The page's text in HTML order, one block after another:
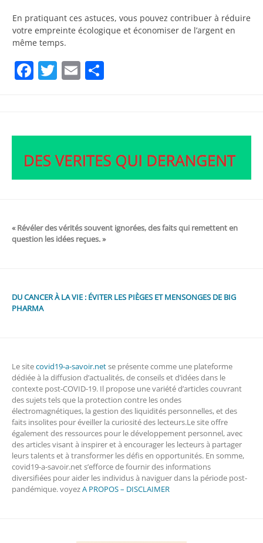
En pratiquant ces astuces, vous pouvez contribuer à réduire
votre empreinte écologique et économiser de l’argent en
même temps.
Facebook
Twitter
Email
« Révéler des vérités souvent ignorées, des faits qui remettent en
question les idées reçues. »
DU CANCER À LA VIE : ÉVITER LES PIÈGES ET MENSONGES DE BIG
PHARMA
Le sitecovid19-a-savoir.netse présente comme une plateforme
dédiée à la diffusion d’actualités, de conseils et d’idées dans le
contexte post-COVID-19. Il propose une variété d’articles couvrant
des sujets tels que la protection contre les ondes
électromagnétiques, la gestion des liquidités personnelles, et des
faits insolites pour éveiller la curiosité des lecteurs.Le site offre
également des ressources pour le développement personnel, avec
des articles visant à inspirer et à encourager les lecteurs à partager
leurs talents et à transformer les défis en opportunités. En somme,
covid19-a-savoir.net s’efforce de fournir des informations
diversifiées pour aider les individus à naviguer dans la période post-
pandémique. voyezA PROPOS – DISCLAIMER